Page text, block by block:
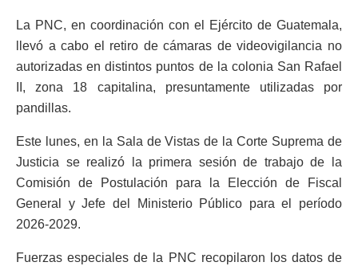
La PNC, en coordinación con el Ejército de Guatemala,
llevó a cabo el retiro de cámaras de videovigilancia no
autorizadas en distintos puntos de la colonia San Rafael
II, zona 18 capitalina, presuntamente utilizadas por
pandillas.
Este lunes, en la Sala de Vistas de la Corte Suprema de
Justicia se realizó la primera sesión de trabajo de la
Comisión de Postulación para la Elección de Fiscal
General y Jefe del Ministerio Público para el período
2026-2029.
Fuerzas especiales de la PNC recopilaron los datos de